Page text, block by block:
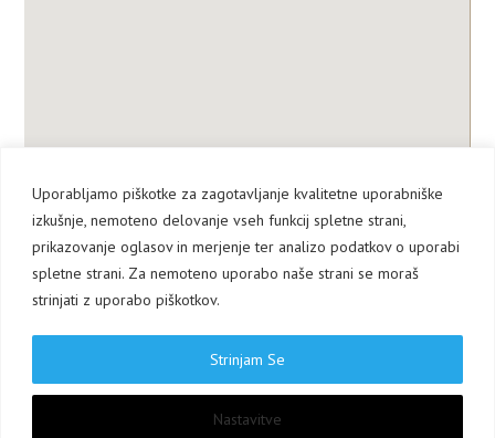
Uporabljamo piškotke za zagotavljanje kvalitetne uporabniške
izkušnje, nemoteno delovanje vseh funkcij spletne strani,
prikazovanje oglasov in merjenje ter analizo podatkov o uporabi
spletne strani. Za nemoteno uporabo naše strani se moraš
strinjati z uporabo piškotkov.
Nastavitve
Strinjam Se